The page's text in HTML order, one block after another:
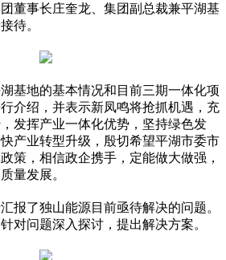
董事长庄奎龙、集团副总裁兼平湖基
待。
基地的基本情况和目前三期一体化项
介绍，并表示新凤鸣将抢抓机遇，充
发挥产业一体化优势，坚持绿色发
产业转型升级，殷切希望平湖市委市
策，相信政企携手，定能做大做强，
量发展。
报了独山能源目前亟待解决的问题。
对问题深入探讨，提出解决方案。